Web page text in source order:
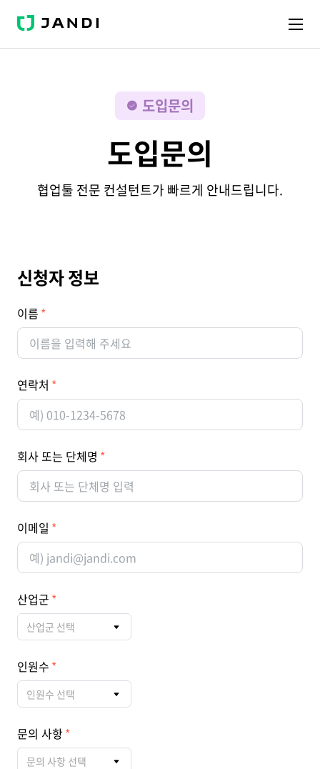
J
N
도입문의
도입문의
협업툴 전문 컨설턴트가 빠르게 안내드립니다.
신청자 정보
이름
연락처
회사 또는 단체명
이메일
산업군
산업군 선택
인원수
인원수 선택
문의 사항
문의 사항 선택